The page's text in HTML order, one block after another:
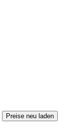
Preise neu laden